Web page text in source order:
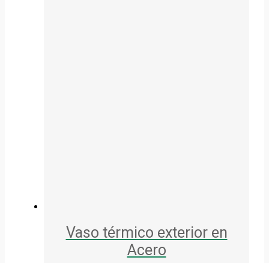
Vaso térmico exterior en
Acero